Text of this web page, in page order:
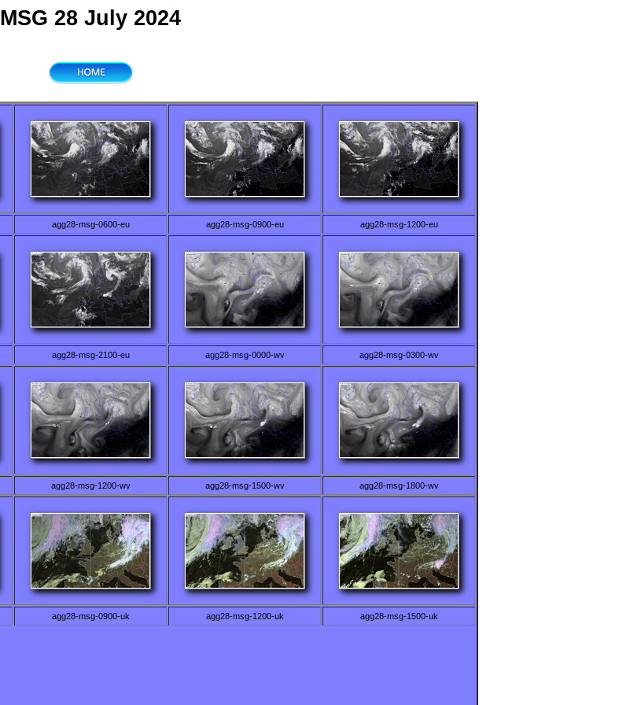
MSG 28 July 2024
agg28-msg-0600-eu agg28-msg-0900-eu agg28-msg-1200-eu
agg28-msg-2100-eu agg28-msg-0000-wv agg28-msg-0300-wv
agg28-msg-1200-wv agg28-msg-1500-wv agg28-msg-1800-wv
agg28-msg-0900-uk agg28-msg-1200-uk agg28-msg-1500-uk